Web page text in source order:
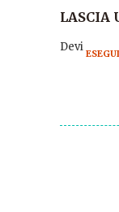
LASCIA
Devi